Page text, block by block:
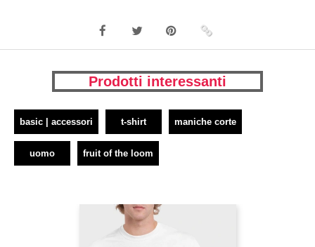
Prodotti interessanti
basic | accessori t-shirt maniche corte
uomo fruit of the loom